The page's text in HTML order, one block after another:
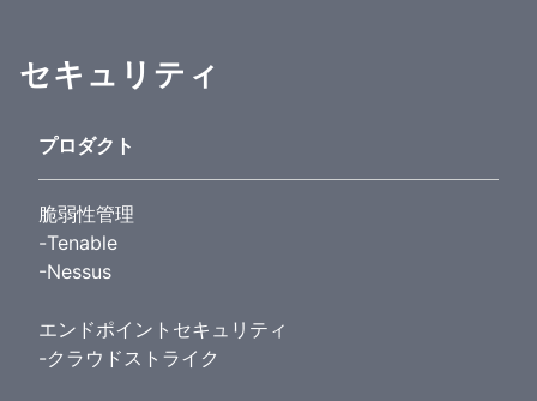
セキュリティ
プロダクト
脆弱性管理
-Tenable
-Nessus
エンドポイントセキュリティ
-クラウドストライク